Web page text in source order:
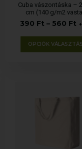
Cuba vászontáska –
cm (140 g/m2
390 Ft – 560 Ft
OPCIÓK